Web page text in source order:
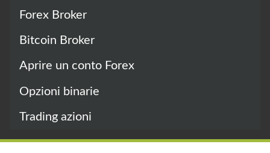
Forex Broker
Bitcoin Broker
Aprire un conto Forex
Opzioni binarie
Trading azioni